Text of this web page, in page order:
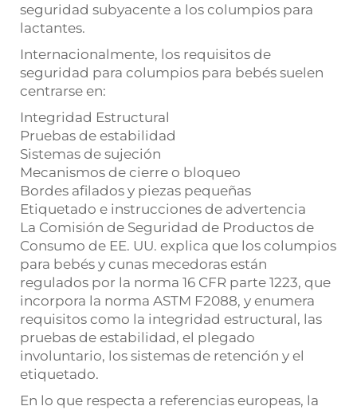
seguridad subyacente a los columpios para
lactantes.
Internacionalmente, los requisitos de
seguridad para columpios para bebés suelen
centrarse en:
Integridad Estructural
Pruebas de estabilidad
Sistemas de sujeción
Mecanismos de cierre o bloqueo
Bordes afilados y piezas pequeñas
Etiquetado e instrucciones de advertencia
La Comisión de Seguridad de Productos de
Consumo de EE. UU. explica que los columpios
para bebés y cunas mecedoras están
regulados por la norma 16 CFR parte 1223, que
incorpora la norma ASTM F2088, y enumera
requisitos como la integridad estructural, las
pruebas de estabilidad, el plegado
involuntario, los sistemas de retención y el
etiquetado.
En lo que respecta a referencias europeas, la